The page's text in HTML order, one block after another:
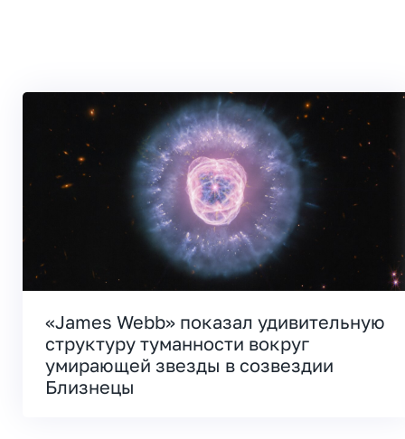
«James Webb» показал удивительную
структуру туманности вокруг
умирающей звезды в созвездии
Близнецы